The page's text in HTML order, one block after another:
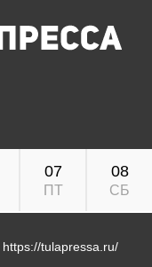
07
ПТ
08
СБ
https://tulapressa.ru/